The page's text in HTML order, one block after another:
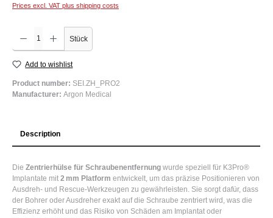
Prices excl. VAT plus shipping costs
Product Quantity: Enter the desired amount or use the buttons to increase or decrease the
Stück
Add to wishlist
Product number: SEI.ZH_PRO2
Manufacturer: Argon Medical
Description
Die Zentrierhülse für Schraubenentfernung wurde speziell für K3Pro®
Implantate mit 2 mm Platform entwickelt, um das präzise Positionieren von
Ausdreh- und Rescue-Werkzeugen zu gewährleisten. Sie sorgt dafür, dass
der Bohrer oder Ausdreher exakt auf die Schraube zentriert wird, was die
Effizienz erhöht und das Risiko von Schäden am Implantat oder